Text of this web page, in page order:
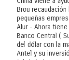
Brou
pequeñas
Alur - Ahora
Banco Central (
del dólar con la
Antel y su